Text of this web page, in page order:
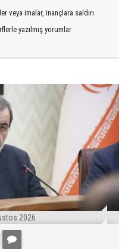
veya imalar, inançlara saldırı
yazılmış yorumlar
2026